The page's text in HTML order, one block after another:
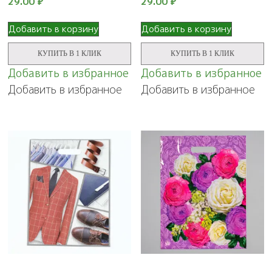
Добавить в корзину
КУПИТЬ В 1 КЛИК
Добавить в избранное
Добавить в избранное
Добавить в корзину
КУПИТЬ В 1 КЛИК
Добавить в избранное
Добавить в избранное